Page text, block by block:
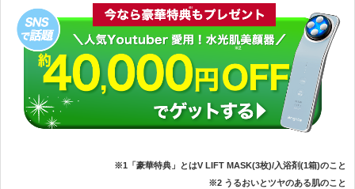
※1「豪華特典」とはV LIFT MASK(3枚)/入浴剤(1箱)のこと
※2 うるおいとツヤのある肌のこと